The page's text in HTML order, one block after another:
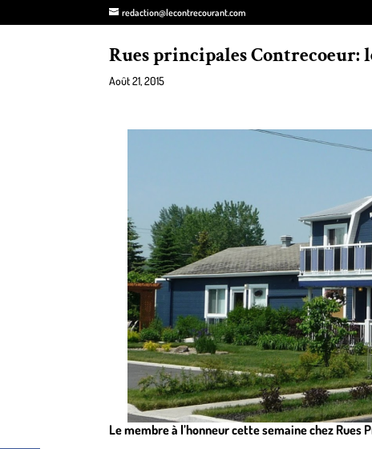
redaction@lecontrecourant.com
Rues principales Contrecoeur:
Août 21, 2015
Le membre à l’honneur cette semaine chez Rues